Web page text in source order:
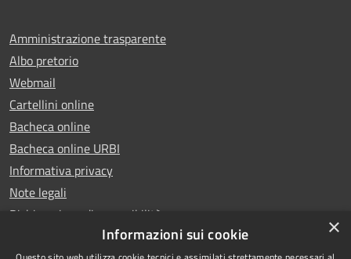
Amministrazione trasparente
Albo pretorio
Webmail
Cartellini online
Bacheca online
Bacheca online URBI
Informativa privacy
Note legali
Dichiarazione di accessibilità
×
Informazioni sui cookie